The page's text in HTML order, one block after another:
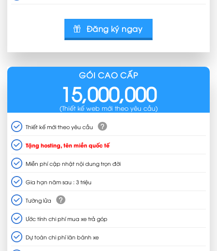
Đăng ký ngay
GÓI CAO CẤP
15,000,000
(Thiết kế web mới theo yêu cầu)
Thiết kế mới theo yêu cầu ?
Tặng hosting, tên miền quốc tế
Miễn phí cập nhật nội dung trọn đời
Gia hạn năm sau : 3 triệu
Tường lửa ?
Ước tính chi phí mua xe trả góp
Dự toán chi phí lăn bánh xe